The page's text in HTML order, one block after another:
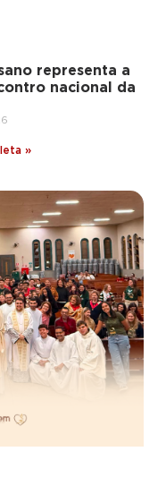
representa a
nacional da
»